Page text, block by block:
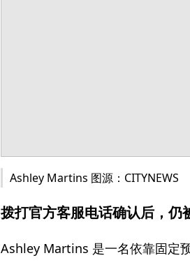
Ashley Martins 图源：CITYNEWS
拨打官方客服电话确认后，仍
Ashley Martins 是一名依靠固定